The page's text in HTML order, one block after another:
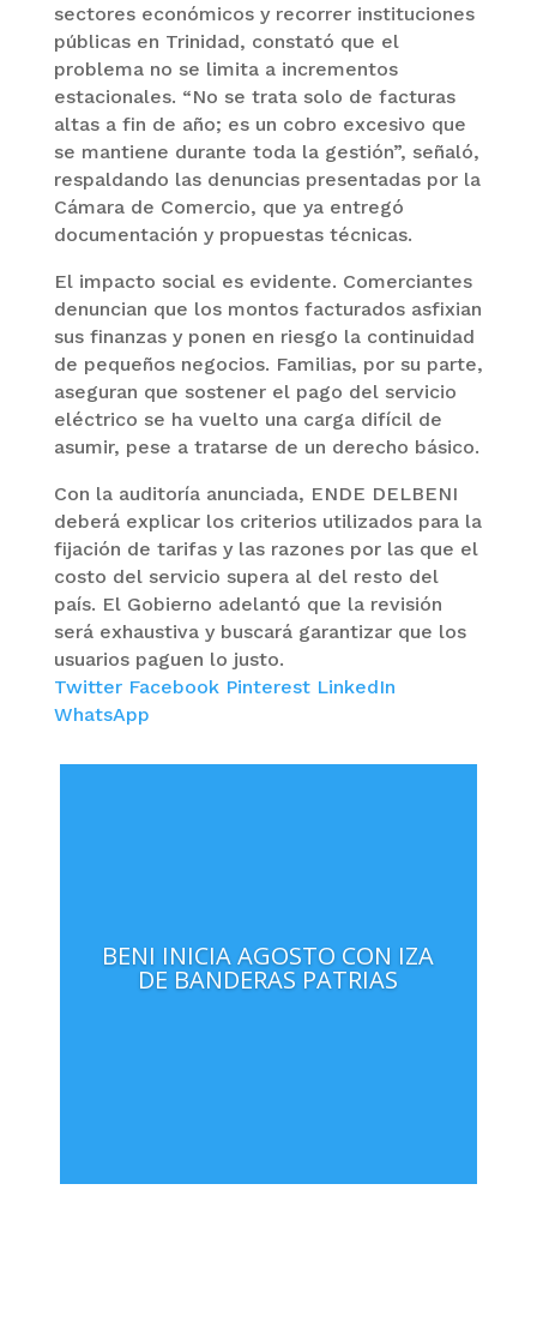
sectores económicos y recorrer instituciones
públicas en Trinidad, constató que el
problema no se limita a incrementos
estacionales. “No se trata solo de facturas
altas a fin de año; es un cobro excesivo que
se mantiene durante toda la gestión”, señaló,
respaldando las denuncias presentadas por la
Cámara de Comercio, que ya entregó
documentación y propuestas técnicas.
El impacto social es evidente. Comerciantes
denuncian que los montos facturados asfixian
sus finanzas y ponen en riesgo la continuidad
de pequeños negocios. Familias, por su parte,
aseguran que sostener el pago del servicio
eléctrico se ha vuelto una carga difícil de
asumir, pese a tratarse de un derecho básico.
Con la auditoría anunciada, ENDE DELBENI
deberá explicar los criterios utilizados para la
fijación de tarifas y las razones por las que el
costo del servicio supera al del resto del
país. El Gobierno adelantó que la revisión
será exhaustiva y buscará garantizar que los
usuarios paguen lo justo.
Twitter Facebook Pinterest LinkedIn
WhatsApp
BENI INICIA AGOSTO CON IZA
DE BANDERAS PATRIAS